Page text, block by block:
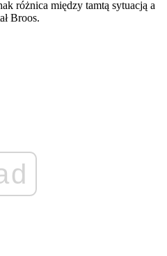
różnica między tamtą sytuacją a
Broos.